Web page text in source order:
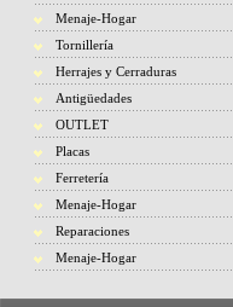
Menaje-Hogar
Tornillería
Herrajes y Cerraduras
Antigüedades
OUTLET
Placas
Ferretería
Menaje-Hogar
Reparaciones
Menaje-Hogar